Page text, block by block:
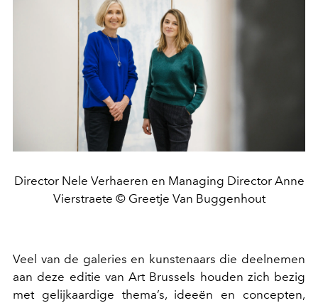
Director Nele Verhaeren en Managing Director Anne
Vierstraete © Greetje Van Buggenhout
Veel van de galeries en kunstenaars die deelnemen
aan deze editie van Art Brussels houden zich bezig
met gelijkaardige thema’s, ideeën en concepten,